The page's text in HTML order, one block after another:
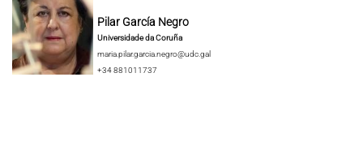
Pilar García Negro
Universidade da Coruña
maria.pilar.garcia.negro@udc.gal
+34 881011737